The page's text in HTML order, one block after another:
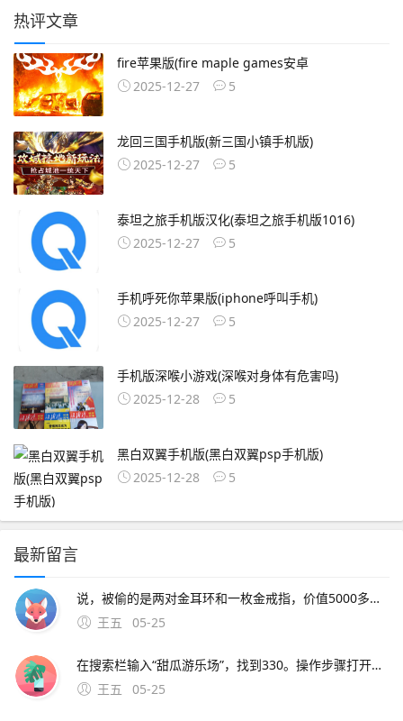
热评文章
fire苹果版(fire maple games安卓
2025-12-27
5
龙回三国手机版(新三国小镇手机版)
2025-12-27
5
泰坦之旅手机版汉化(泰坦之旅手机版1016)
2025-12-27
5
手机呼死你苹果版(iphone呼叫手机)
2025-12-27
5
手机版深喉小游戏(深喉对身体有危害吗)
2025-12-28
5
黑白双翼手机版(黑白双翼psp手机版)
2025-12-28
5
最新留言
说，被偷的是两对金耳环和一枚金戒指，价值5000多元民警根据村民老花拍摄的视频，经过技术。
王五
05-25
在搜索栏输入“甜瓜游乐场”，找到330。操作步骤打开腾讯应用宝手机或电脑版，在搜索栏输入“甜瓜游乐场”，选择官方认证版本下载该平台为腾讯官方游戏分发渠道，所有游戏均经过正版授权审核，支持双端畅玩版本特点提供稳定更新服务，版本文件大小通常为10582M或1507M，更新时
王五
05-25